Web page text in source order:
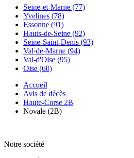
Seine-et-Marne (77)
Yvelines (78)
Essonne (91)
Hauts-de-Seine (92)
Seine-Saint-Denis (93)
Val-de-Marne (94)
Val-d'Oise (95)
Oise (60)
Accueil
Avis de décès
Haute-Corse 2B
Novale (2B)
Notre société